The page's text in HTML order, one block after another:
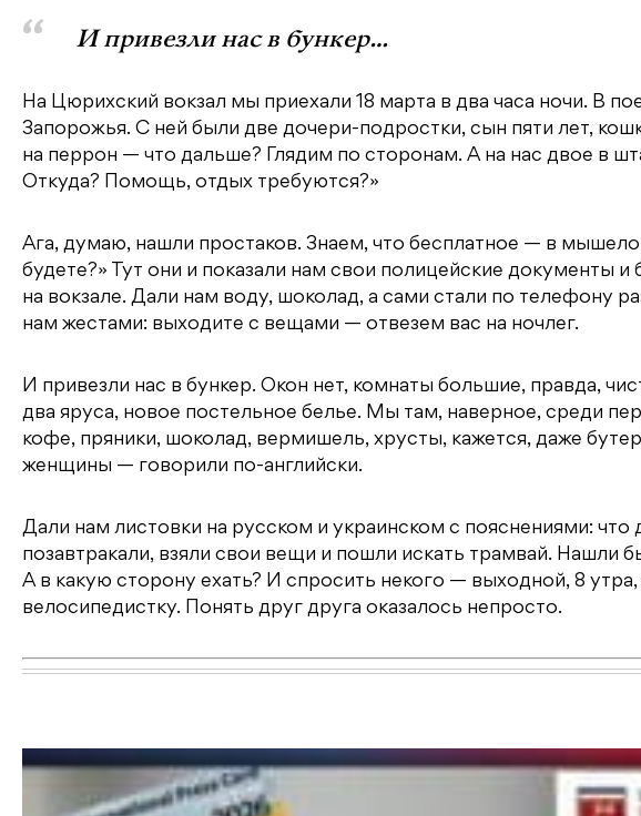
И привезли нас в бункер…
На Цюрихский вокзал мы приехали 18 марта в два часа ночи. В
Запорожья. С ней были две дочери-подростки, сын пяти лет,
на перрон — что дальше? Глядим по сторонам. А на нас двое в
Откуда? Помощь, отдых требуются?»
Ага, думаю, нашли простаков. Знаем, что бесплатное — в
будете?» Тут они и показали нам свои полицейские документы
на вокзале. Дали нам воду, шоколад, а сами стали по телефону
нам жестами: выходите с вещами — отвезем вас на ночлег.
И привезли нас в бункер. Окон нет, комнаты большие, правда,
два яруса, новое постельное белье. Мы там, наверное, среди
кофе, пряники, шоколад, вермишель, хрусты, кажется, даже
женщины — говорили по-английски.
Дали нам листовки на русском и украинском с пояснениями:
позавтракали, взяли свои вещи и пошли искать трамвай. Нашли
А в какую сторону ехать? И спросить некого — выходной, 8
велосипедистку. Понять друг друга оказалось непросто.